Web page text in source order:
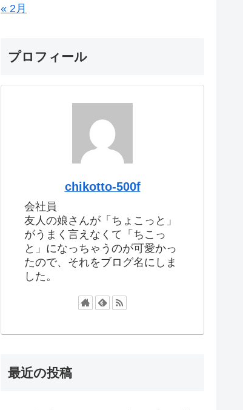
« 2月
プロフィール
chikotto-500f
会社員
友人の娘さんが「ちょこっと」
がうまく言えなくて「ちこっ
と」になっちゃうのが可愛かっ
たので、それをブログ名にしま
した。
最近の投稿